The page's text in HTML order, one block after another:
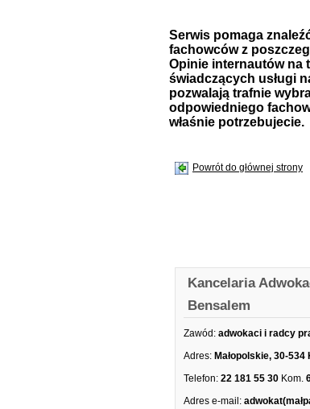
Serwis pomaga
fachowców z
Opinie internautów na
świadczących usługi
pozwalają trafnie
odpowiedniego
właśnie potrzebujecie.
Powrót do głównej strony
Kancelaria
Bensalem
Zawód: adwokaci i radcy
Adres: Małopolskie, 30-
Telefon: 22 181 55 30 Kom.
Adres e-mail: